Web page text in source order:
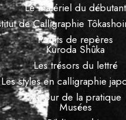
Le matériel du débutant
de Calligraphie
Points de repères
Kuroda Shûka
Les trésors du lettré
Les styles en calligraphie
Autour de la pratique
Musées